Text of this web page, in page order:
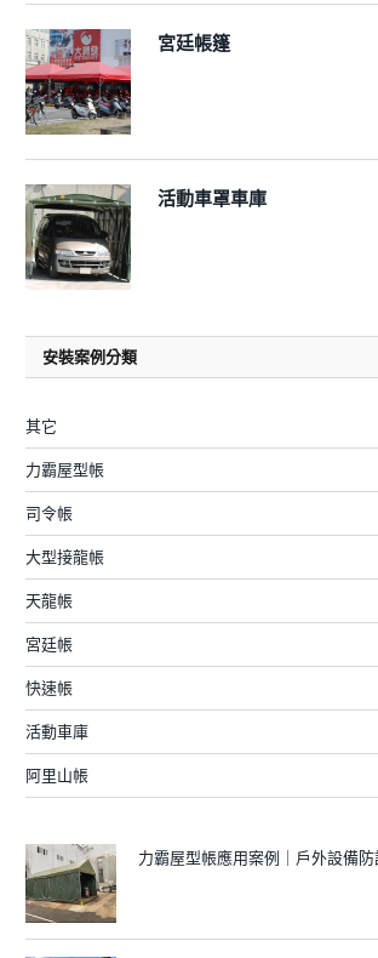
宮廷帳篷
活動車罩車庫
安裝案例分類
其它
力霸屋型帳
司令帳
大型接龍帳
天龍帳
宮廷帳
快速帳
活動車庫
阿里山帳
力霸屋型帳應用案例｜戶外設備